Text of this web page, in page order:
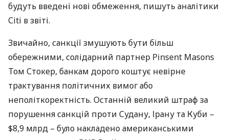
будуть введені нові обмеження, пишуть аналітики
Сiti в звіті.
Звичайно, санкції змушують бути більш
обережними, солідарний партнер Pinsent Masons
Том Стокер, банкам дорого коштує невірне
трактування політичних вимог або
неполіткоректність. Останній великий штраф за
порушення санкцій проти Судану, Ірану та Куби –
$8,9 млрд – було накладено американськими